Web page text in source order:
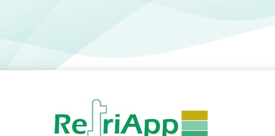
Nebulizadores